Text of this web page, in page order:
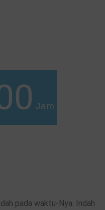
Jam
pada waktu-Nya. Indah